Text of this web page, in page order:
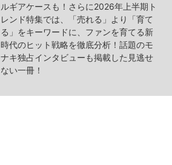
ルギアケースも！さらに2026年上半期ト
レンド特集では、「売れる」より「育て
る」をキーワードに、ファンを育てる新
時代のヒット戦略を徹底分析！話題のモ
ナキ独占インタビューも掲載した見逃せ
ない一冊！